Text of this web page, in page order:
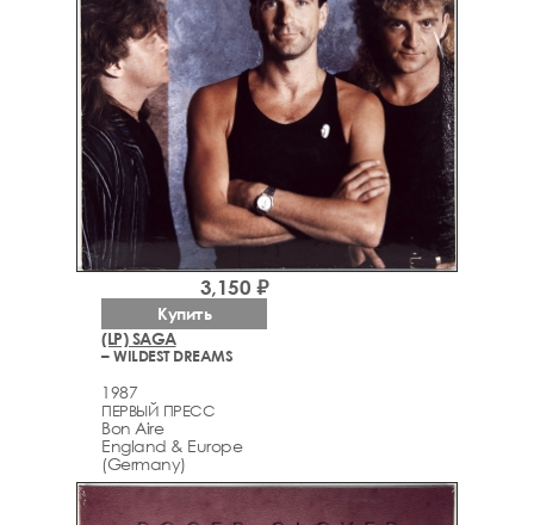
(LP) SAGA
– WILDEST DREAMS
1987
ПЕРВЫЙ ПРЕСС
Bon Aire
England & Europe
(Germany)
3,150 ₽
Купить